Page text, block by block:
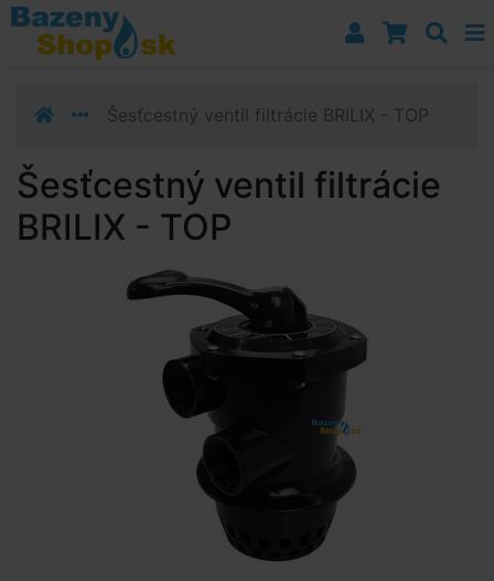
Prejsť k navigácii
Prejsť na obsah
Prejsť k bočnému stĺpci
Šesťcestný ventil filtrácie BRILIX - TOP
Šesťcestný ventil filtrácie
BRILIX - TOP